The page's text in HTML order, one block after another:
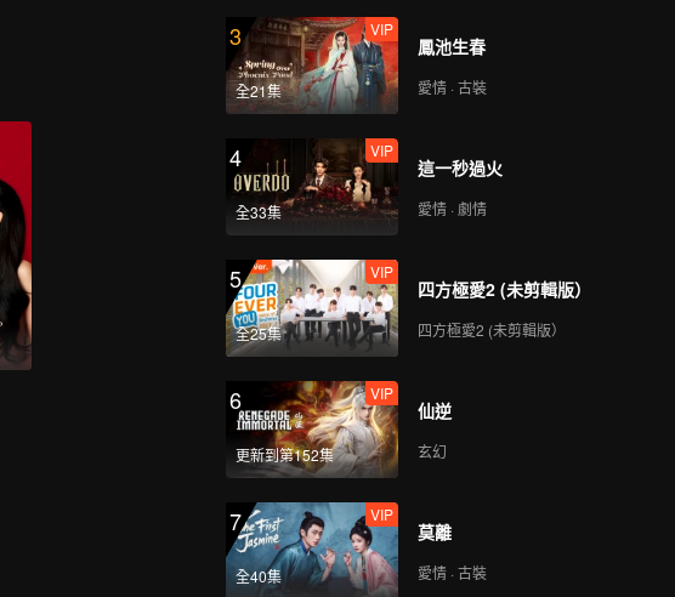
VIP 心動撞上冰山_07A
VIP 心動撞上冰山_07B
VIP 心動撞上冰山_07C
VIP 心動撞上冰山_07D
VIP 心動撞上冰山_08A
3
全21集
VIP
鳳池生春
愛情 · 古裝
4
全33集
VIP
這一秒過火
愛情 · 劇情
5
全25集
VIP
四方極愛2 (未剪輯版）
四方極愛2 (未剪輯版）
6
更新到第152集
VIP
仙逆
玄幻
7
全40集
VIP
莫離
愛情 · 古裝